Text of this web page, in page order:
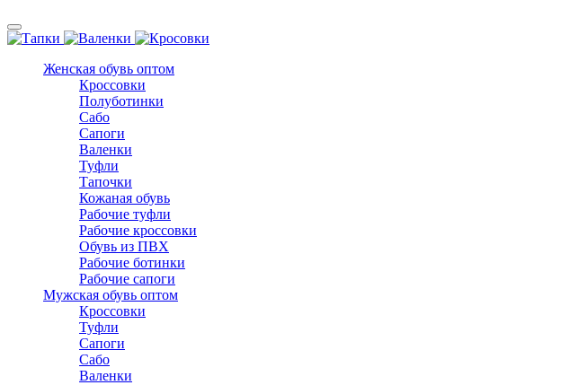
Женская обувь оптом
Кроссовки
Полуботинки
Сабо
Сапоги
Валенки
Туфли
Тапочки
Кожаная обувь
Рабочие туфли
Рабочие кроссовки
Обувь из ПВХ
Рабочие ботинки
Рабочие сапоги
Мужская обувь оптом
Кроссовки
Туфли
Сапоги
Сабо
Валенки